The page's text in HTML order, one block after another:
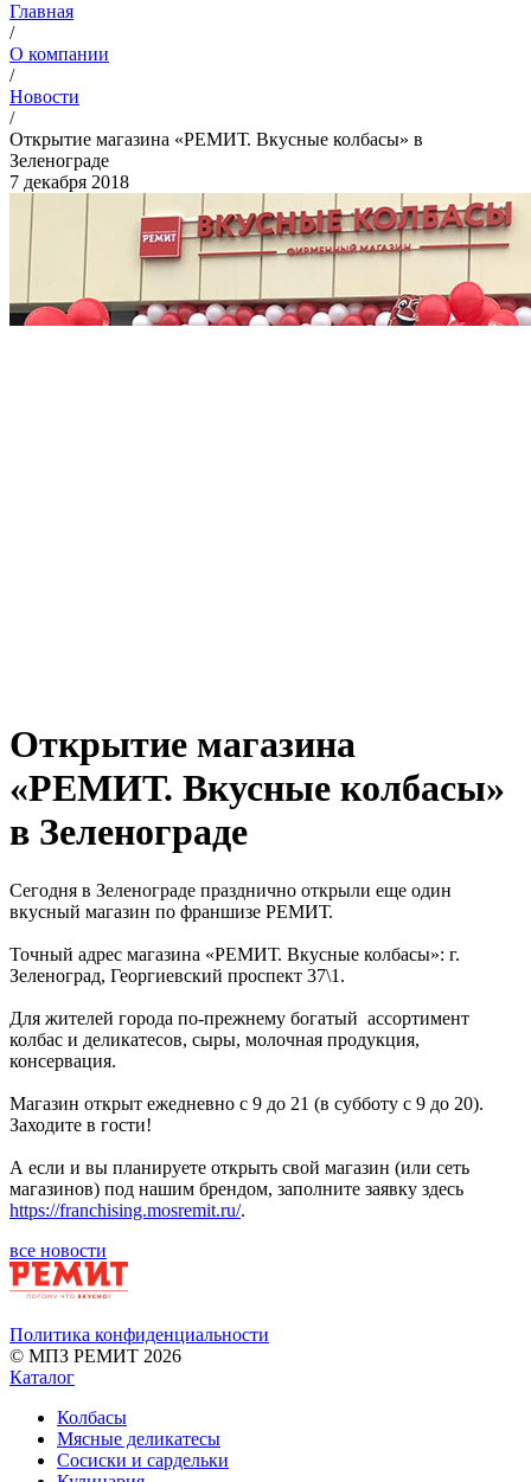
Главная
/
О компании
/
Новости
/
Открытие магазина «РЕМИТ. Вкусные колбасы» в
Зеленограде
7 декабря 2018
Открытие магазина
«РЕМИТ. Вкусные колбасы»
в Зеленограде
Сегодня в Зеленограде празднично открыли еще один
вкусный магазин по франшизе РЕМИТ.
Точный адрес магазина «РЕМИТ. Вкусные колбасы»: г.
Зеленоград, Георгиевский проспект 37\1.
Для жителей города по-прежнему богатый ассортимент
колбас и деликатесов, сыры, молочная продукция,
консервация.
Магазин открыт ежедневно с 9 до 21 (в субботу с 9 до 20).
Заходите в гости!
А если и вы планируете открыть свой магазин (или сеть
магазинов) под нашим брендом, заполните заявку здесь
https://franchising.mosremit.ru/.
все новости
Политика конфиденциальности
© МПЗ РЕМИТ 2026
Каталог
Колбасы
Мясные деликатесы
Сосиски и сардельки